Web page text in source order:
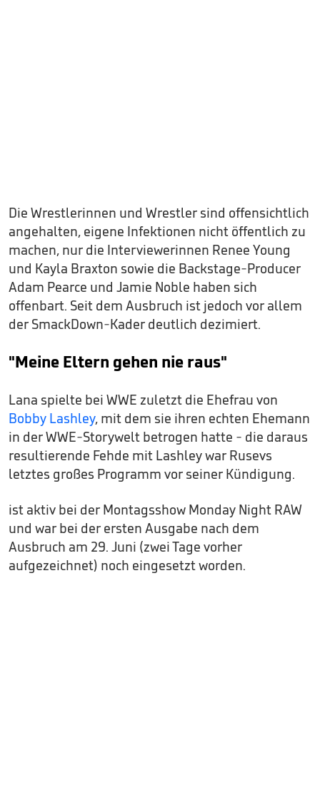
Die Wrestlerinnen und Wrestler sind offensichtlich
angehalten, eigene Infektionen nicht öffentlich zu
machen, nur die Interviewerinnen Renee Young
und Kayla Braxton sowie die Backstage-Producer
Adam Pearce und Jamie Noble haben sich
offenbart. Seit dem Ausbruch ist jedoch vor allem
der SmackDown-Kader deutlich dezimiert.
"Meine Eltern gehen nie raus"
Lana spielte bei WWE zuletzt die Ehefrau von
Bobby Lashley, mit dem sie ihren echten Ehemann
in der WWE-Storywelt betrogen hatte - die daraus
resultierende Fehde mit Lashley war Rusevs
letztes großes Programm vor seiner Kündigung.
ist aktiv bei der Montagsshow Monday Night RAW
und war bei der ersten Ausgabe nach dem
Ausbruch am 29. Juni (zwei Tage vorher
aufgezeichnet) noch eingesetzt worden.